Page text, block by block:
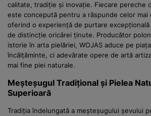
calitate, tradiție și inovație. Fiecare pereche
este concepută pentru a răspunde celor mai
oferind o experiență de purtare
de distincție oricărei ținute. Producător
istorie în arta pielăriei, WOJAS aduce pe
încălțăminte, ci adevărate opere de artă
mai fine piei naturale.
Meșteșugul Tradițional și Pielea
Superioară
Tradiția îndelungată a meșteșugului șevului